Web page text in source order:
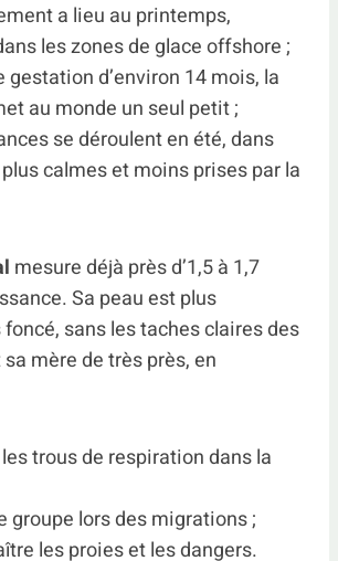
a lieu au printemps,
les zones de glace offshore ;
gestation d’environ 14 mois, la
au monde un seul petit ;
se déroulent en été, dans
calmes et moins prises par la
mesure déjà près d’1,5 à 1,7
Sa peau est plus
sans les taches claires des
mère de très près, en
trous de respiration dans la
groupe lors des migrations ;
les proies et les dangers.